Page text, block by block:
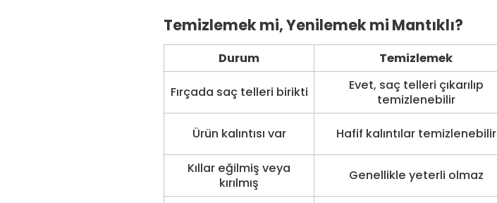
Temizlemek mi, Yenilemek mi Mantıklı?
Durum Temizlemek
Fırçada saç telleri birikti
Evet, saç telleri çıkarılıp
temizlenebilir
Ürün kalıntısı var Hafif kalıntılar temizlenebilir
Kıllar eğilmiş veya
kırılmış
Genellikle yeterli olmaz